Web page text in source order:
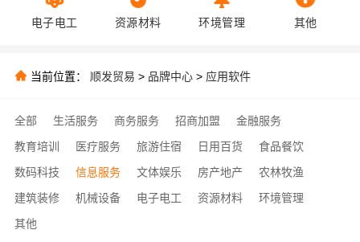
电子电工 资源材料 环境管理 其他
当前位置： 顺发贸易 > 品牌中心 > 应用软件
全部 生活服务 商务服务 招商加盟
金融服务
教育培训
医疗服务 旅游住宿 日用百货
食品餐饮
数码科技
信息服务 文体娱乐 房产地产
农林牧渔
建筑装修
机械设备 电子电工 资源材料
环境管理
其他